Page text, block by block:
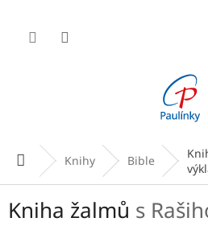
obsah
Domů Knihy Bible
Kniha žalmů s